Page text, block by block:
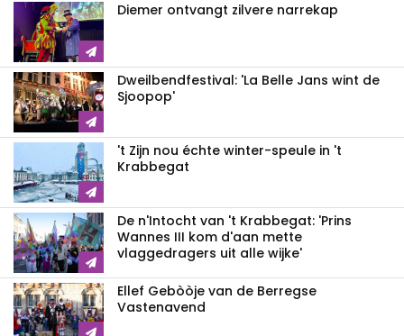
Diemer ontvangt zilvere narrekap
Dweilbendfestival: 'La Belle Jans wint de
Sjoopop'
't Zijn nou échte winter-speule in 't
Krabbegat
De n'Intocht van 't Krabbegat: 'Prins
Wannes III kom d'aan mette
vlaggedragers uit alle wijke'
Ellef Gebòòje van de Berregse
Vastenavend